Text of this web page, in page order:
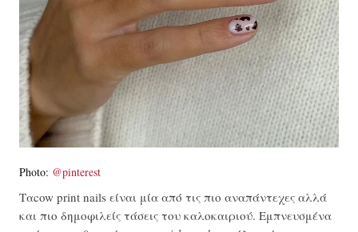
Photo: @pinterest
Ταcow print nails είναι μία από τις πιο αναπάντεχες αλλά
και πιο δημοφιλείς τάσεις του καλοκαιριού. Εμπνευσμένα